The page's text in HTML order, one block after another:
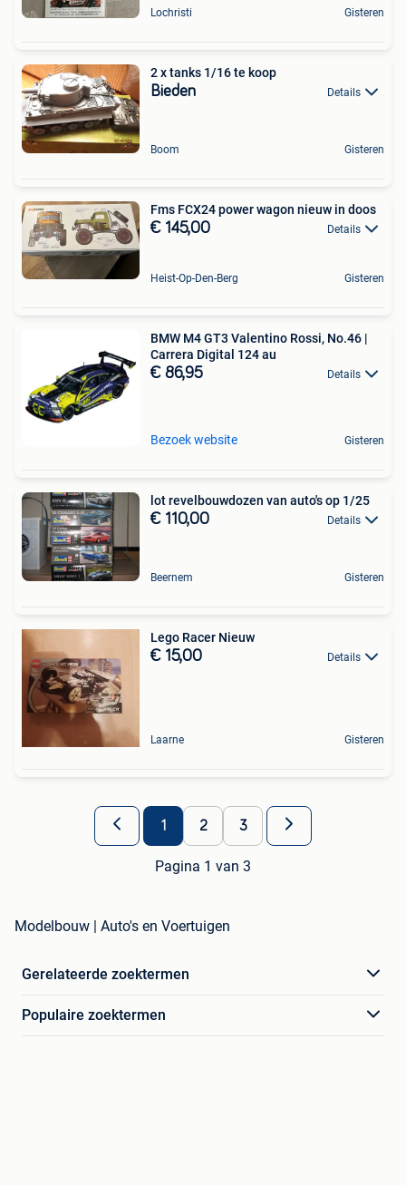
Lochristi Gisteren
2 x tanks 1/16 te koop
Bieden Details
Boom Gisteren
Fms FCX24 power wagon nieuw in doos
€ 145,00 Details
Heist-Op-Den-Berg Gisteren
BMW M4 GT3 Valentino Rossi, No.46 |
Carrera Digital 124 au
€ 86,95 Details
Bezoek website Gisteren
lot revelbouwdozen van auto's op 1/25
€ 110,00 Details
Beernem Gisteren
Lego Racer Nieuw
€ 15,00 Details
Laarne Gisteren
1 2 3
Pagina 1 van 3
Modelbouw | Auto's en Voertuigen
Gerelateerde zoektermen
Populaire zoektermen